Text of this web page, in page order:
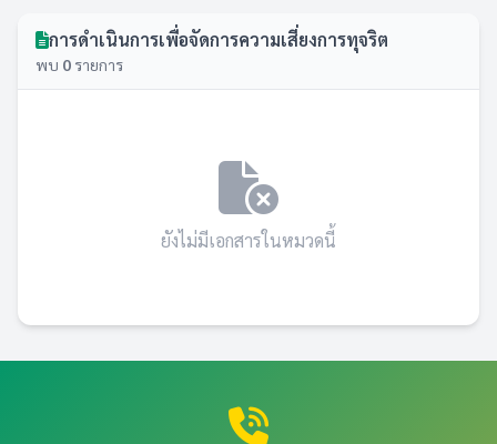
การดำเนินการเพื่อจัดการความเสี่ยงการทุจริต
พบ 0 รายการ
ยังไม่มีเอกสารในหมวดนี้